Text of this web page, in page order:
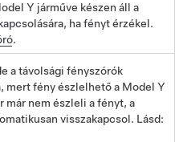
Y járműve készen áll a
ha fényt érzékel.
.
a távolsági fényszórók
mert fény észlelhető a Model Y
már nem észleli a fényt, a
visszakapcsol. Lásd: